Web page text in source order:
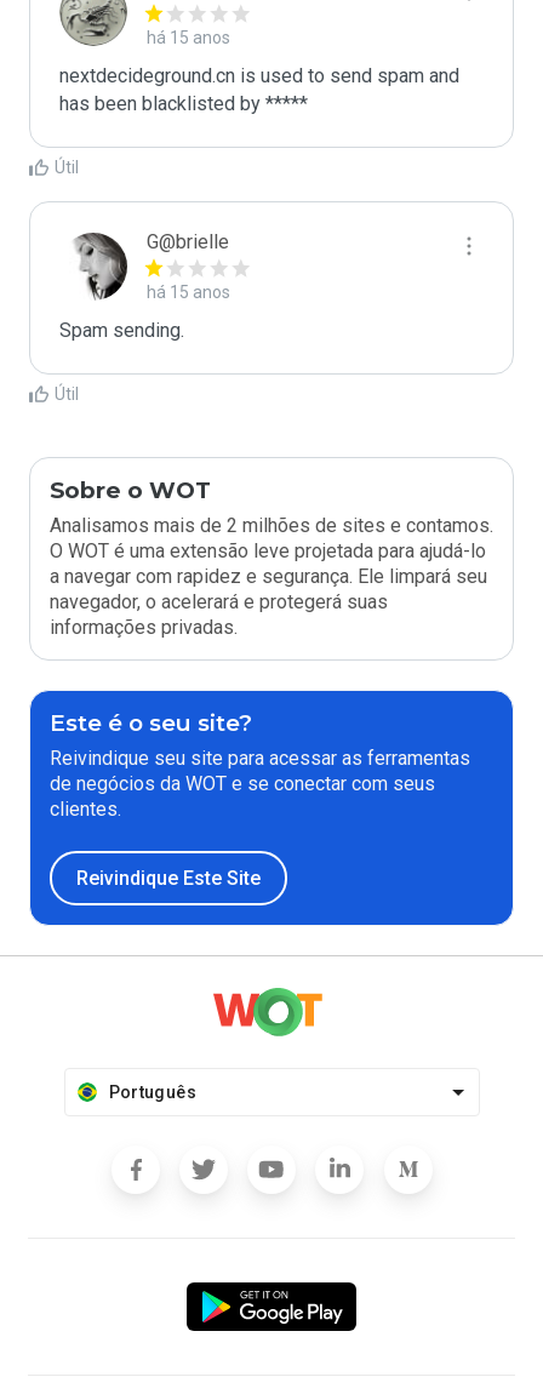
há 15 anos
nextdecideground.cn is used to send spam and
has been blacklisted by *****
Útil
G@brielle
há 15 anos
Spam sending.
Útil
Sobre o WOT
Analisamos mais de 2 milhões de sites e contamos.
O WOT é uma extensão leve projetada para ajudá-lo
a navegar com rapidez e segurança. Ele limpará seu
navegador, o acelerará e protegerá suas
informações privadas.
Este é o seu site?
Reivindique seu site para acessar as ferramentas
de negócios da WOT e se conectar com seus
clientes.
Reivindique Este Site
Português